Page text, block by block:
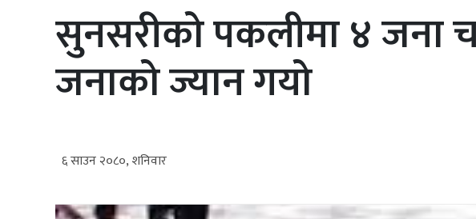
सुनसरीको पकलीमा ४ जना
जनाको ज्यान गयो
६ साउन २०८०, शनिवार